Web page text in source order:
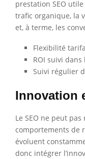
prestation SEO
trafic organique, la
et, à terme, les
Flexibilité
ROI suivi dans
Suivi régulier
Innovation
Le SEO ne peut
comportements de
évoluent
donc intégrer